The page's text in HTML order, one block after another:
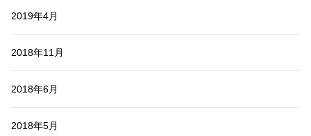
2019年4月
2018年11月
2018年6月
2018年5月